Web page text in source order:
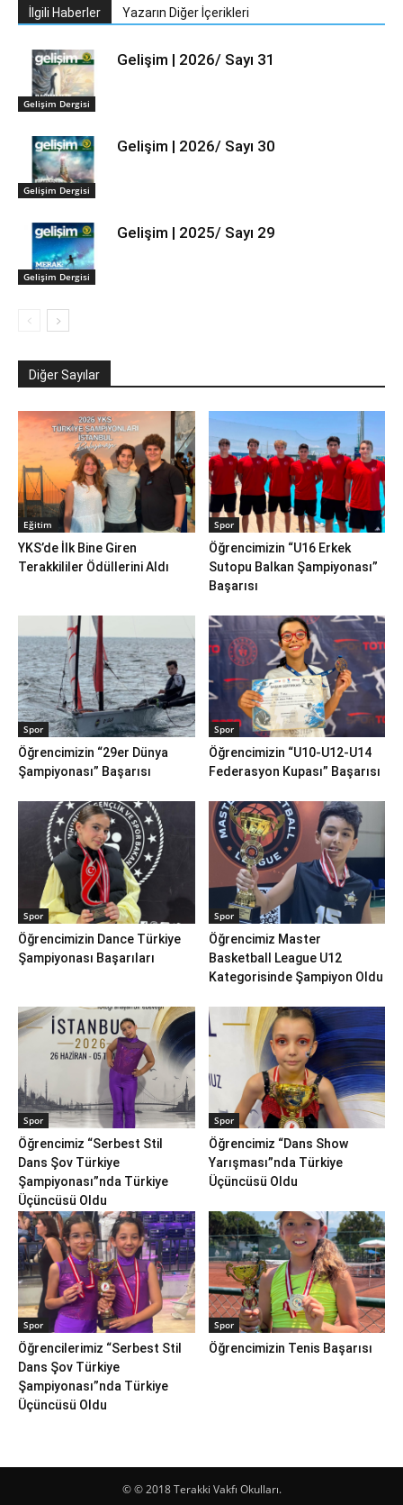
İlgili Haberler Yazarın Diğer İçerikleri
Gelişim Dergisi
Gelişim | 2026/ Sayı 31
Gelişim Dergisi
Gelişim | 2026/ Sayı 30
Gelişim Dergisi
Gelişim | 2025/ Sayı 29
Diğer Sayılar
Eğitim
YKS’de İlk Bine Giren
Terakkililer Ödüllerini Aldı
Spor
Öğrencimizin “U16 Erkek
Sutopu Balkan Şampiyonası”
Başarısı
Spor
Öğrencimizin “29er Dünya
Şampiyonası” Başarısı
Spor
Öğrencimizin “U10-U12-U14
Federasyon Kupası” Başarısı
Spor
Öğrencimizin Dance Türkiye
Şampiyonası Başarıları
Spor
Öğrencimiz Master
Basketball League U12
Kategorisinde Şampiyon Oldu
Spor
Öğrencimiz “Serbest Stil
Dans Şov Türkiye
Şampiyonası”nda Türkiye
Üçüncüsü Oldu
Spor
Öğrencimiz “Dans Show
Yarışması”nda Türkiye
Üçüncüsü Oldu
Spor
Öğrencilerimiz “Serbest Stil
Dans Şov Türkiye
Şampiyonası”nda Türkiye
Üçüncüsü Oldu
Spor
Öğrencimizin Tenis Başarısı
© © 2018 Terakki Vakfı Okulları.